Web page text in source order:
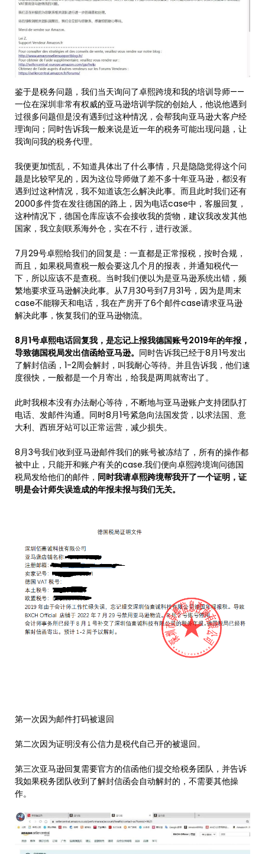
鉴于是税务问题，我们当天询问了卓熙跨境和我的培训导师——
一位在深圳非常有权威的亚马逊培训学院的创始人，他说他遇到
过很多问题但是没有遇到过这种情况，会帮我向亚马逊大客户经
理询问；同时告诉我一般来说是近一年的税务可能出现问题，让
我询问我的税务代理。
我便更加慌乱，不知道具体出了什么事情，只是隐隐觉得这个问
题是比较罕见的，因为这位导师做了差不多十年亚马逊，都没有
遇到过这种情况，我不知道该怎么解决此事。而且此时我们还有
2000多件货在发往德国的路上，因为电话case中，客服回复，
这种情况下，德国仓库应该不会接收我的货物，建议我改发其他
国家，我立刻联系海外仓，实在不行，进行改派。
7月29号卓熙给我们的回复是：一直都是正常报税，按时合规，
而且，如果税局查税一般会要这几个月的报表，并通知税代一
下，所以应该不是查税。当时我们便以为是亚马逊系统出错，频
繁地要求亚马逊解决此事。从7月30号到7月31号，因为是周末
case不能聊天和电话，我在产房开了6个邮件case请求亚马逊
解决此事，恢复我们的亚马逊物流。
8月1号卓熙电话回复我，是忘记上报我德国账号2019年的年报，
导致德国税局发出信函给亚马逊。 同时告诉我已经于8月1号发出
了解封信函，1-2周会解封，叫我耐心等待。并且告诉我，他们速
度很快，一般都是一个月寄出，给我是两周就寄出了。
此时我根本没有办法耐心等待，不断地与亚马逊账户支持团队打
电话、发邮件沟通。同时8月1号紧急向法国发货，以求法国、意
大利、西班牙站可以正常运营，减少损失。
8月3号我们收到亚马逊邮件我们的账号被冻结了，所有的操作都
被中止，只能开和账户有关的case.我们便向卓熙跨境询问德国
税局发给他们的邮件， 同时我请卓熙跨境帮我开了一个证明，证
明是会计师失误造成的年报未报与我们无关。
第一次因为邮件打码被退回
第二次因为证明没有公信力是税代自己开的被退回。
第三次亚马逊回复需要官方的信函他们提交给税务团队，并告诉
我如果税务团队收到了解封信函会自动解封的，不需要其他操
作。